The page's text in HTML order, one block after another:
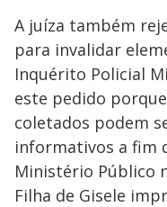
A juíza também
para invalidar
Inquérito Policial
este pedido
coletados podem
informativos a fim
Ministério Público
Filha de Gisele